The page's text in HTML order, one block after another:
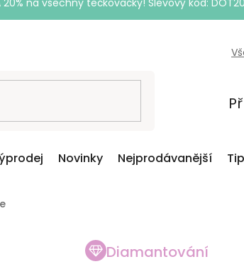
20% na všechny tečkovačky! Slevový kód:
Novinky Nejprodávanější
Diamantování